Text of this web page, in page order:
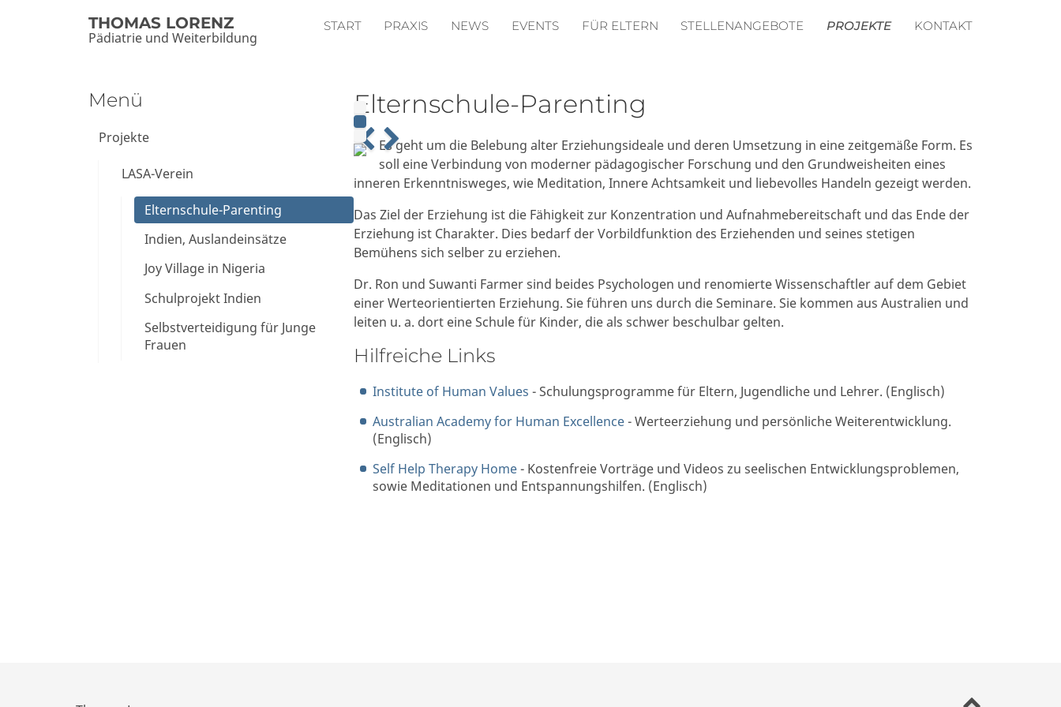
THOMAS LORENZ
Pädiatrie und Weiterbildung
START PRAXIS NEWS EVENTS FÜR ELTERN STELLENANGEBOTE PROJEKTE KONTAKT
Menü
Projekte
LASA-Verein
Elternschule-Parenting
Indien, Auslandeinsätze
Joy Village in Nigeria
Schulprojekt Indien
Selbstverteidigung für Junge
Frauen
Elternschule-Parenting
Es geht um die Belebung alter Erziehungsideale und deren Umsetzung in eine zeitgemäße Form. Es
soll eine Verbindung von moderner pädagogischer Forschung und den Grundweisheiten eines
inneren Erkenntnisweges, wie Meditation, Innere Achtsamkeit und liebevolles Handeln gezeigt werden.
Das Ziel der Erziehung ist die Fähigkeit zur Konzentration und Aufnahmebereitschaft und das Ende der
Erziehung ist Charakter. Dies bedarf der Vorbildfunktion des Erziehenden und seines stetigen
Bemühens sich selber zu erziehen.
Dr. Ron und Suwanti Farmer sind beides Psychologen und renomierte Wissenschaftler auf dem Gebiet
einer Werteorientierten Erziehung. Sie führen uns durch die Seminare. Sie kommen aus Australien und
leiten u. a. dort eine Schule für Kinder, die als schwer beschulbar gelten.
Hilfreiche Links
Institute of Human Values - Schulungsprogramme für Eltern, Jugendliche und Lehrer. (Englisch)
Australian Academy for Human Excellence- Werteerziehung und persönliche Weiterentwicklung.
(Englisch)
Self Help Therapy Home- Kostenfreie Vorträge und Videos zu seelischen Entwicklungsproblemen,
sowie Meditationen und Entspannungshilfen. (Englisch)